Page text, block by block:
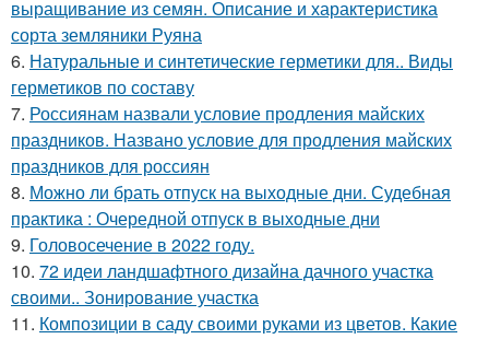
выращивание из семян. Описание и характеристика
сорта земляники Руяна
6. Натуральные и синтетические герметики для.. Виды
герметиков по составу
7. Россиянам назвали условие продления майских
праздников. Названо условие для продления майских
праздников для россиян
8. Можно ли брать отпуск на выходные дни. Судебная
практика : Очередной отпуск в выходные дни
9. Головосечение в 2022 году.
10. 72 идеи ландшафтного дизайна дачного участка
своими.. Зонирование участка
11. Композиции в саду своими руками из цветов. Какие